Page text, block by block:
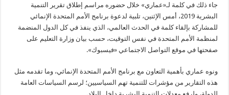
جاء ذلك في كلمة لـ«عماري» خلال حضوره مراسم إطلاق تقرير التنمية
البشرية 2019، أمس الإثنين، تلبية لدعوة برنامج الأمم المتحدة الإنمائي
للمشاركة بإلقاء كلمة في الحدث العالمي، الذي ينفذ في كل الدول المنضمة
لمنظمة الأمم المتحدة في نفس التوقيت، حسب بيان وزارة التعليم على
صفحتها في موقع التواصل الاجتماعي «فيسبوك».
ونوه عماري بأهمية التعاون مع برنامج الأمم المتحدة الإنمائي، وما تقدمه مثل
هذه التقارير من مؤشرات للتنمية تهم السياسيين؛ لرسم السياسات العامة